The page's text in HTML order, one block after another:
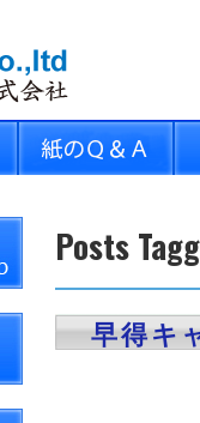
Posts
早得キ